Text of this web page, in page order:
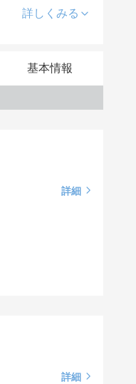
詳しくみる
基本情報
詳細
詳細